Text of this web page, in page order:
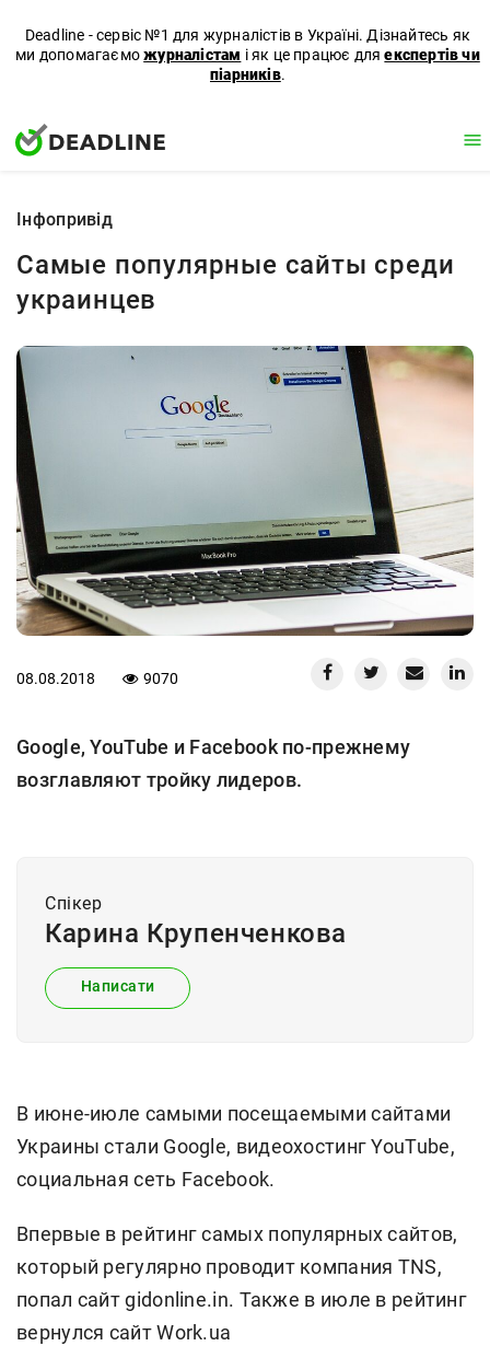
Deadline - сервіс №1 для журналістів в Україні. Дізнайтесь як
ми допомагаєможурналістам і як це працює дляекспертів чи
піарників.
Iнфопривід
Самые популярные сайты среди
украинцев
08.08.2018 9070
Google, YouTube и Facebook по-прежнему
возглавляют тройку лидеров.
Спiкер
Карина Крупенченкова
Написати
В июне-июле самыми посещаемыми сайтами
Украины стали Google, видеохостинг YouTube,
социальная сеть Facebook.
Впервые в рейтинг самых популярных сайтов,
который регулярно проводит компания TNS,
попал сайт gidonline.in. Также в июле в рейтинг
вернулся сайт Work.ua